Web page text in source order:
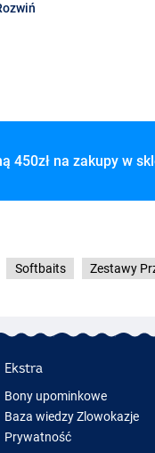
450zł na zakupy w
Softbaits Zestawy
Ekstra
Bony upominkowe
Baza wiedzy Zlowokazje
Prywatność